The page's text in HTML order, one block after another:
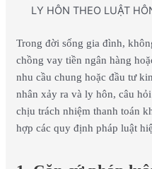
LY HÔN THEO LUẬT
Trong đời sống gia đình,
chồng vay tiền ngân hàng
nhu cầu chung hoặc đầu tư
nhân xảy ra và ly hôn, câu
chịu trách nhiệm thanh toán
hợp các quy định pháp luật